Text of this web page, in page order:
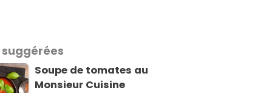
Soupe de tomates au
Monsieur Cuisine